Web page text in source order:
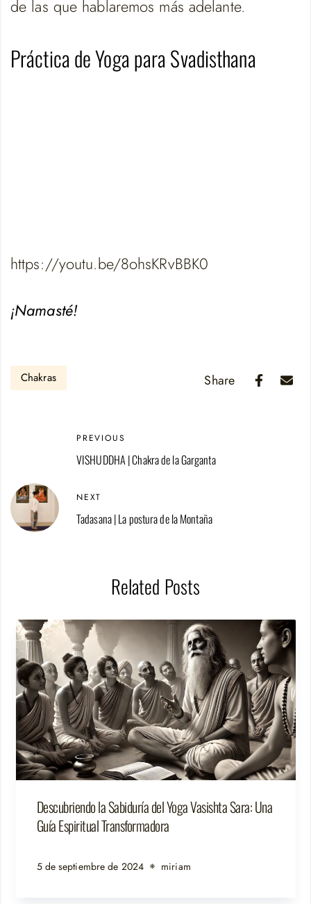
de las que hablaremos más adelante.
Práctica de Yoga para Svadisthana
https://youtu.be/8ohsKRvBBK0
¡Namasté!
Chakras Share
PREVIOUS
VISHUDDHA | Chakra de la Garganta
NEXT
Tadasana | La postura de la Montaña
Related Posts
Descubriendo la Sabiduría del Yoga Vasishta Sara: Una
Guía Espiritual Transformadora
5 de septiembre de 2024 miriam